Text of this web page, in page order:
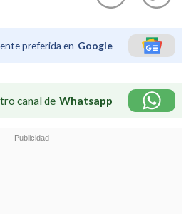
preferida en Google
canal de Whatsapp